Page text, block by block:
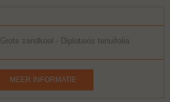
Grote zandkool - Diplotaxis tenuifolia
MEER INFORMATIE